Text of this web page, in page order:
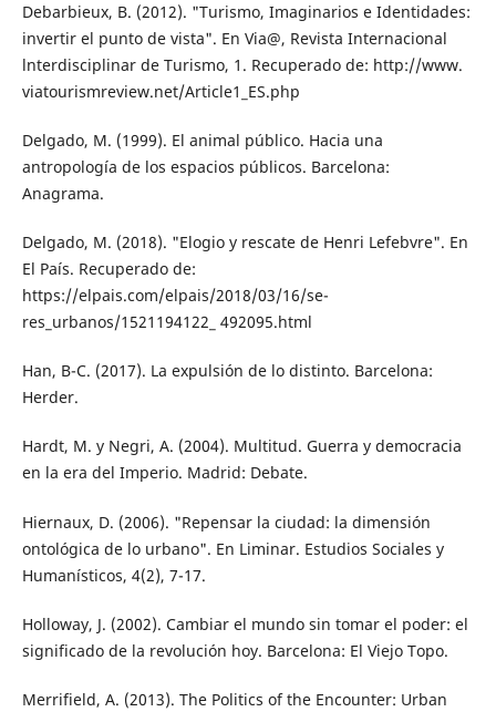
Debarbieux, B. (2012). "Turismo, Imaginarios e Identidades:
invertir el punto de vista". En Via@, Revista Internacional
lnterdisciplinar de Turismo, 1. Recuperado de: http://www.
viatourismreview.net/Article1_ES.php
Delgado, M. (1999). El animal público. Hacia una
antropología de los espacios públi­cos. Barcelona:
Anagrama.
Delgado, M. (2018). "Elogio y rescate de Hen­ri Lefebvre". En
El País. Recuperado de:
https://elpais.com/elpais/2018/03/16/se­
res_urbanos/1521194122_ 492095.html
Han, B-C. (2017). La expulsión de lo distinto. Barcelona:
Herder.
Hardt, M. y Negri, A. (2004). Multitud. Guerra y democracia
en la era del Imperio. Ma­drid: Debate.
Hiernaux, D. (2006). "Repensar la ciudad: la dimensión
ontológica de lo urbano". En Liminar. Estudios Sociales y
Humanísticos, 4(2), 7-17.
Holloway, J. (2002). Cambiar el mundo sin to­mar el poder: el
significado de la revolu­ción hoy. Barcelona: El Viejo Topo.
Merrifield, A. (2013). The Politics of the En­counter: Urban